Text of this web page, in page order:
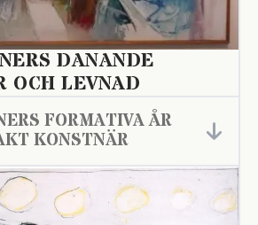
DANANDE
OCH LEVNAD
FORMATIVA ÅR
KONSTNÄR